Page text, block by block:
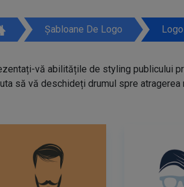
Șabloane De Logo
vă abilitățile de styling publicului
să vă deschideți drumul spre